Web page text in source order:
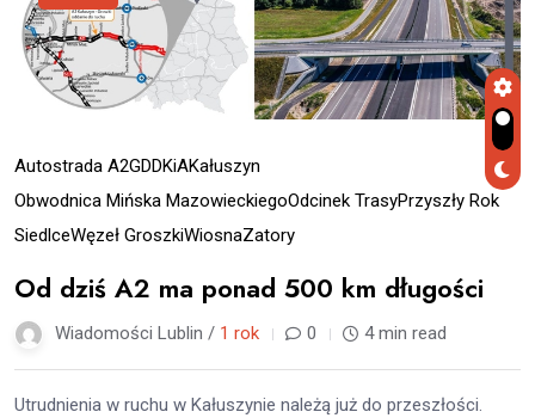
Autostrada A2GDDKiAKałuszyn
Obwodnica Mińska MazowieckiegoOdcinek TrasyPrzyszły Rok
SiedlceWęzeł GroszkiWiosnaZatory
Od dziś A2 ma ponad 500 km długości
Wiadomości Lublin / 1 rok 0 4 min read
Utrudnienia w ruchu w Kałuszynie należą już do przeszłości.